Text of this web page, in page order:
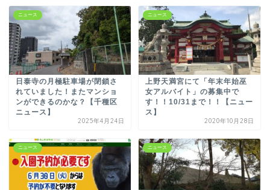
ニュース
日泰寺の月極駐車場が閉鎖さ
れていました！またマンショ
ンができるのかな？【千種区
ニュース】
2025年4月24日
ニュース
上野天満宮にて「年末年始巫
女アルバイト」の募集中で
す！！10/31まで！！【ニュー
ス】
2020年10月28日
ニュース ニュース